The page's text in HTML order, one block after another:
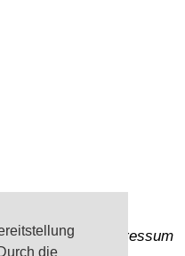
die
Impressum